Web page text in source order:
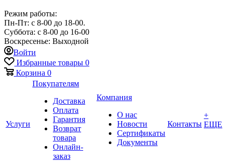
Режим работы:
Пн-Пт: с 8-00 до 18-00.
Суббота: с 8-00 до 16-00
Воскресенье: Выходной
Войти
Избранные товары 0
Корзина 0
Услуги
Покупателям
Доставка
Оплата
Гарантия
Возврат
товара
Онлайн-
заказ
Компания
О нас
Новости
Сертификаты
Документы
Контакты
+
ЕЩЕ